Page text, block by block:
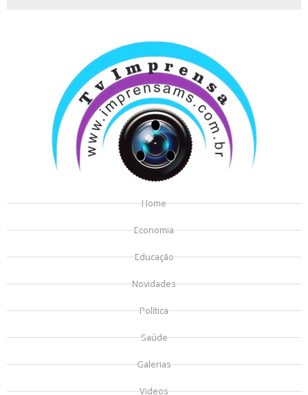
Home
Economia
Educação
Novidades
Política
Saúde
Galerias
Videos